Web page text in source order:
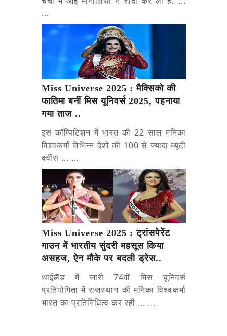
...
Miss Universe 2025 : मैक्सिको की
फातिमा बनीं मिस यूनिवर्स 2025, पहनाया
गया ताज ..
इस कॉम्पिटिशन में भारत की 22 साल मनिका
विश्वकर्मा विभिन्न देशों की 100 से ज्यादा ब्यूटी
क्वींस ... ...
Miss Universe 2025 : ट्रांसपेरेंट
गाउन में भारतीय सुंदरी महसूस किया
असहज, ऐन मौके पर बदली ड्रेस..
थाईलैंड में जारी 74वीं मिस यूनिवर्स
प्रतियोगिता में राजस्थान की मनिका विश्वकर्मा
भारत का प्रतिनिधित्व कर रही ... ...